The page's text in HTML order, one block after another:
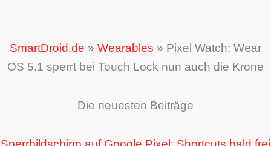
SmartDroid.de » Wearables » Pixel Watch: Wear
OS 5.1 sperrt bei Touch Lock nun auch die Krone
Die neuesten Beiträge